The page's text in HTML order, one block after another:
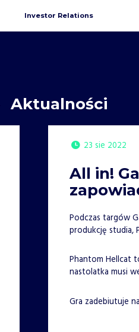
Investor Relations
Aktualności
23 sie 2022
All in!
Podczas targów
produkcję studia,
Phantom Hellcat
nastolatka musi
Gra zadebiutuje